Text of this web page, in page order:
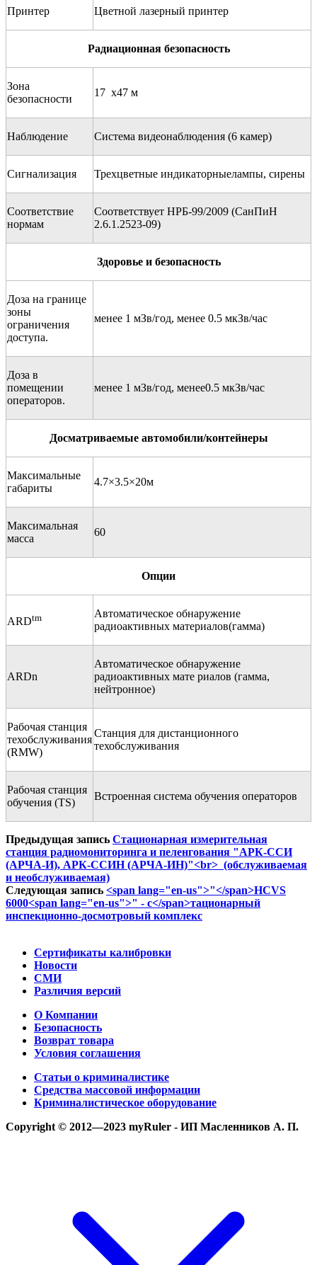
Принтер Цветной лазерный принтер
Радиационная безопасность
Зона
безопасности
17 х47 м
Наблюдение Система видеонаблюдения (6 камер)
Сигнализация Трехцветные индикаторныелампы, сирены
Соответствие
нормам
Соответствует НРБ-99/2009 (СанПиН
2.6.1.2523-09)
Здоровье и безопасность
Доза на границе
зоны
ограничения
доступа.
менее 1 мЗв/год, менее 0.5 мкЗв/час
Доза в
помещении
операторов.
менее 1 мЗв/год, менее0.5 мкЗв/час
Досматриваемые автомобили/контейнеры
Максимальные
габариты
4.7×3.5×20м
Максимальная
масса
60
Опции
ARDtm
Автоматическое обнаружение
радиоактивных материалов(гамма)
ARDn
Автоматическое обнаружение
радиоактивных мате риалов (гамма,
нейтронное)
Рабочая станция
техобслуживания
(RMW)
Станция для дистанционного
техобслуживания
Рабочая станция
обучения (TS)
Встроенная система обучения операторов
Предыдущая запись Стационарная измерительная
станция радиомониторинга и пеленгования "АРК-ССИ
(АРЧА-И), АРК-ССИН (АРЧА-ИН)"<br> (обслуживаемая
и необслуживаемая)
Следующая запись <span lang="en-us">"</span>HCVS
6000<span lang="en-us">" - c</span>тационарный
инспекционно-досмотровый комплекс
Сертификаты калибровки
Новости
СМИ
Различия версий
О Компании
Безопасность
Возврат товара
Условия соглашения
Статьи о криминалистике
Средства массовой информации
Криминалистическое оборудование
Copyright © 2012—2023 myRuler - ИП Масленников А. П.